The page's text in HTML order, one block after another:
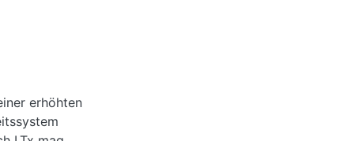
erhöhten